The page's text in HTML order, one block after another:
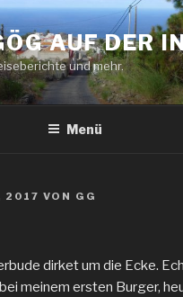
AUF DER
und mehr.
Menü
2017 VON GG
dirket um die Ecke.
meinem ersten Burger,